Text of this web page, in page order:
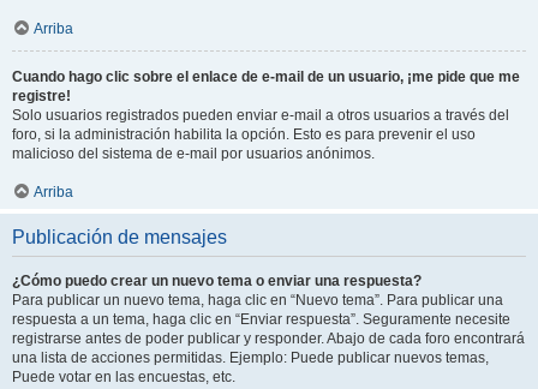
Arriba
Cuando hago clic sobre el enlace de e-mail de un usuario, ¡me pide que me
registre!
Solo usuarios registrados pueden enviar e-mail a otros usuarios a través del
foro, si la administración habilita la opción. Esto es para prevenir el uso
malicioso del sistema de e-mail por usuarios anónimos.
Arriba
Publicación de mensajes
¿Cómo puedo crear un nuevo tema o enviar una respuesta?
Para publicar un nuevo tema, haga clic en “Nuevo tema”. Para publicar una
respuesta a un tema, haga clic en “Enviar respuesta”. Seguramente necesite
registrarse antes de poder publicar y responder. Abajo de cada foro encontrará
una lista de acciones permitidas. Ejemplo: Puede publicar nuevos temas,
Puede votar en las encuestas, etc.